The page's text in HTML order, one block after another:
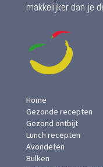
makkelijker dan je
Home
Gezonde recepten
Gezond ontbijt
Lunch recepten
Avondeten
Bulken